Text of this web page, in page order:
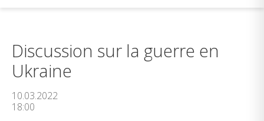
Discussion sur la guerre en
Ukraine
10.03.2022
18:00